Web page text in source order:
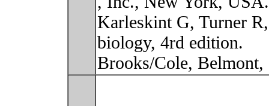
Karleskint G, Turner
biology, 4rd edition.
Brooks/Cole,